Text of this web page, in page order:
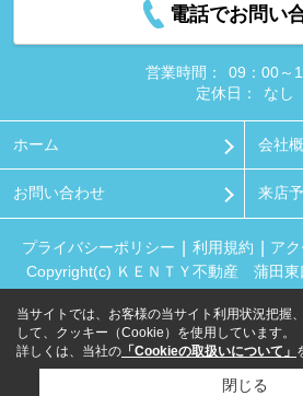
電話でお問い
営業時間：
09：00～
定休日：
なし
ホーム 会社
お問い合わせ 来店
プライバシーポリシー 利用規約 ア
Copyright(c) ＫＥＮＴＹ不動産 蒲田東
当サイトでは、お客様の当サイト利用状況把握
して、クッキー（Cookie）を使用しています。
詳しくは、当社の 「Cookieの取扱いについて」
閉じる